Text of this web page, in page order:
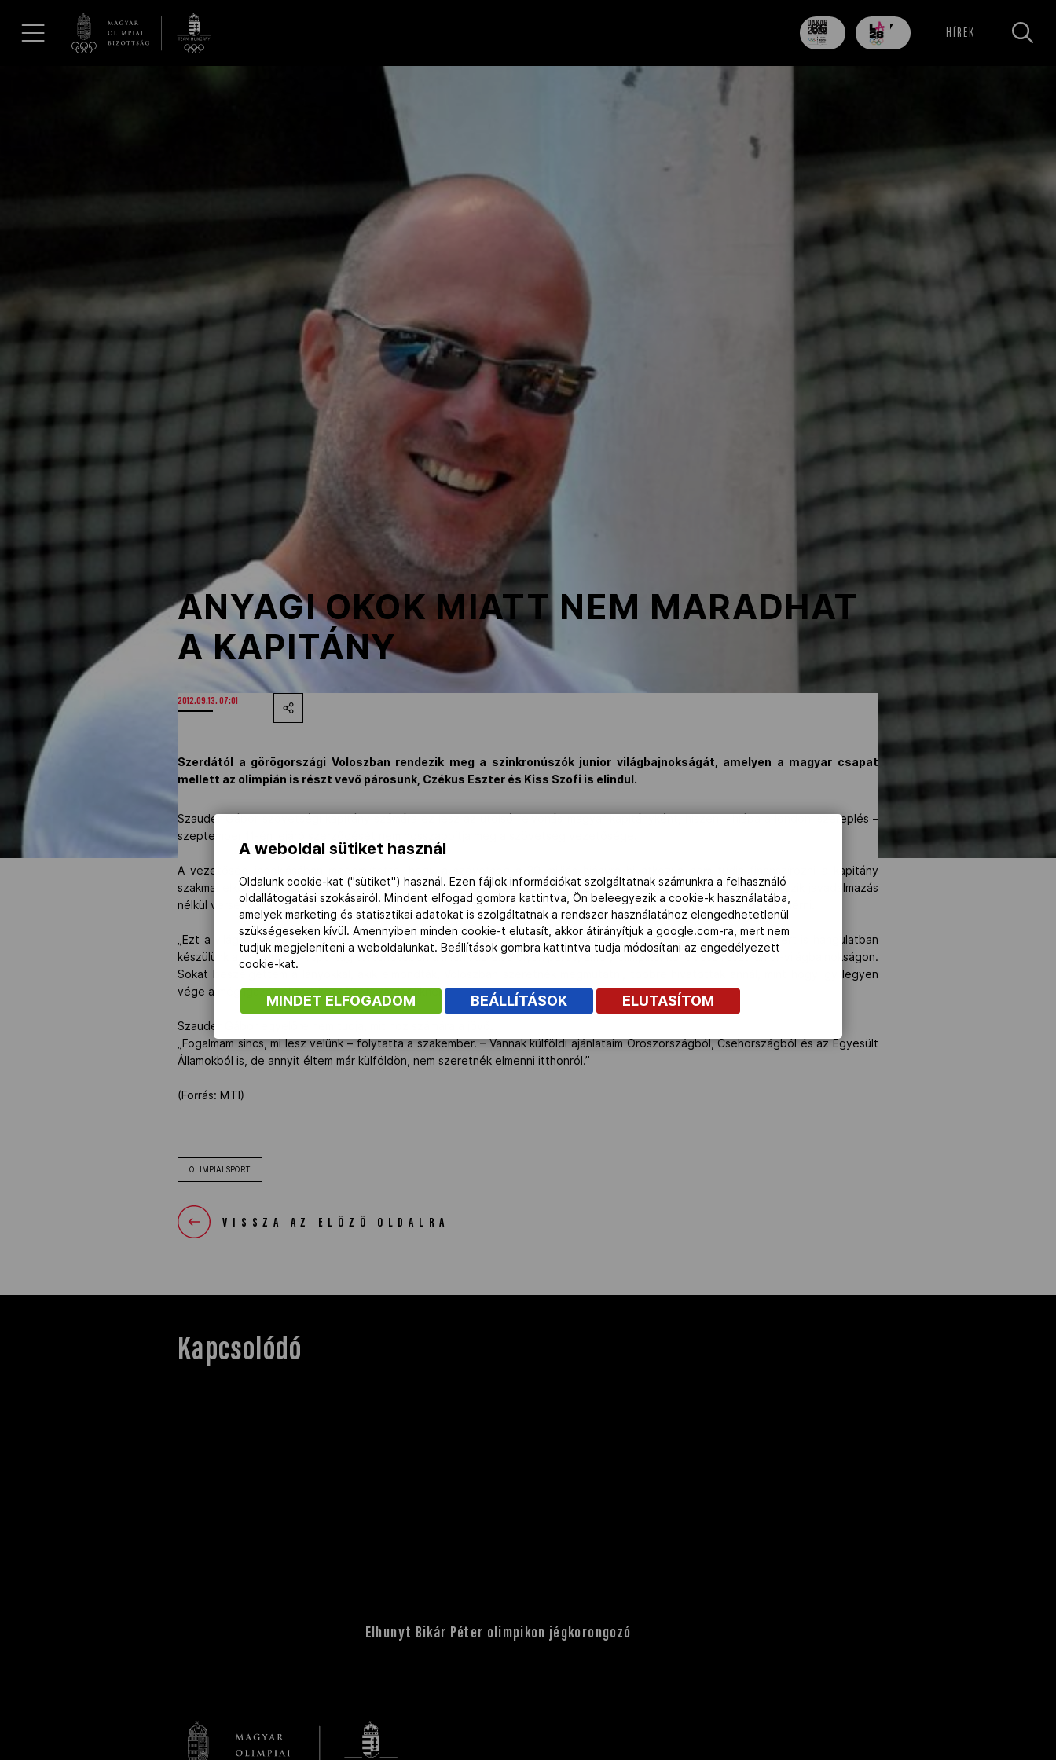
Kettőskarrier-program
Társszervezetek
OVEP
86
nap
707
nap HÍREK
ANYAGI OKOK MIATT NEM MARADHAT
A KAPITÁNY
2012.09.13. 07:01
Szerdától a görögországi Voloszban rendezik meg a szinkronúszók junior világbajnokságát, amelyen a magyar csapat
mellett az olimpián is részt vevő párosunk, Czékus Eszter és Kiss Szofi is elindul.
Szauder Gábor szövetségi kapitány számára ez lesz az utolsó felvonás magyar kapitányként, hiszen – hiába a londoni szereplés –
szeptember 11-én lejáró szerződését nem hosszabbítja meg a szövetség vezetősége.
A vezetőség indoklásában megemlítette, hogy a szövetség a 20 milliós hiányra hivatkozva nem tudja finanszírozni a kapitány
szakmai elképzeléseit. Pedig Szauder Gábor legutóbb januárban kapott fizetést, gyakorlatilag hét hónapja dolgozik javadalmazás
nélkül versenyzőivel, akikre rendkívül büszke, s akikkel szeretne a voloszi junior-világbajnokságon nagy eredményt elérni.
„Ezt a világbajnokságot még végigcsinálom a lányokkal – mondja Szauder –, és a történtek után afféle csak azért is hangulatban
készülünk a versenyre. A sportág történetében a miénk az első olyan páros, amely olimpikonként vesz részt junior-világbajnokságon.
Sokat beszélgettem a lányokkal, akik elmondták, Voloszban szeretnék megmutatni, többre hivatottak annál, mint hogy így legyen
vége a még igazán el sem kezdődött karrierjüknek.”
Szauder Gábor egyelőre nem tudja, mit hoz számára a jövő.
„Fogalmam sincs, mi lesz velünk – folytatta a szakember. – Vannak külföldi ajánlataim Oroszországból, Csehországból és az Egyesült
Államokból is, de annyit éltem már külföldön, nem szeretnék elmenni itthonról.”
(Forrás: MTI)
OLIMPIAI SPORT
VISSZA AZ ELŐZŐ OLDALRA
Kapcsolódó
Elhunyt Bikár Péter olimpikon jégkorongozó
A weboldal sütiket használ
Oldalunk cookie-kat ("sütiket") használ. Ezen fájlok információkat szolgáltatnak számunkra a felhasználó
oldallátogatási szokásairól. Mindent elfogad gombra kattintva, Ön beleegyezik a cookie-k használatába,
amelyek marketing és statisztikai adatokat is szolgáltatnak a rendszer használatához elengedhetetlenül
szükségeseken kívül. Amennyiben minden cookie-t elutasít, akkor átirányítjuk a google.com-ra, mert nem
tudjuk megjeleníteni a weboldalunkat. Beállítások gombra kattintva tudja módosítani az engedélyezett
cookie-kat.
MINDET ELFOGADOM BEÁLLÍTÁSOK ELUTASÍTOM